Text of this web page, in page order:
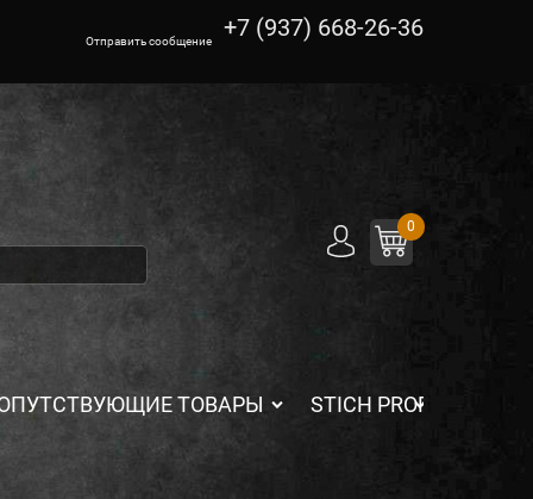
Отправить сообщение +7 (937) 668-26-36
0
ТОВАРЫ STICH PROFI